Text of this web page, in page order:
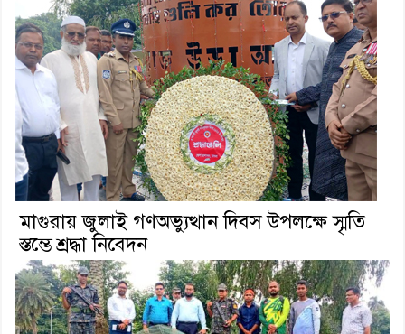
মাগুরায় জুলাই গণঅভ্যুত্থান দিবস উপলক্ষে স্মৃতি
স্তম্ভে শ্রদ্ধা নিবেদন